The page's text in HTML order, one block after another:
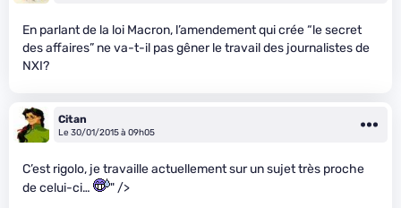
En parlant de la loi Macron, l’amendement qui crée “le secret
des affaires” ne va-t-il pas gêner le travail des journalistes de
NXI?
Citan
Le 30/01/2015 à 09h05
C’est rigolo, je travaille actuellement sur un sujet très proche
de celui-ci…
" />